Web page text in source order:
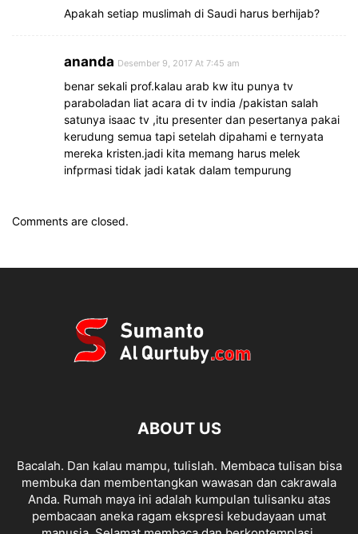
Apakah setiap muslimah di Saudi harus berhijab?
ananda Desember 9, 2017 At 7:45 am
benar sekali prof.kalau arab kw itu punya tv
paraboladan liat acara di tv india /pakistan salah
satunya isaac tv ,itu presenter dan pesertanya pakai
kerudung semua tapi setelah dipahami e ternyata
mereka kristen.jadi kita memang harus melek
infprmasi tidak jadi katak dalam tempurung
Comments are closed.
ABOUT US
Bacalah. Dan kalau mampu, tulislah. Membaca tulisan bisa
membuka dan membentangkan wawasan dan cakrawala
Anda. Rumah maya ini adalah kumpulan tulisanku atas
pembacaan aneka ragam ekspresi kebudayaan umat